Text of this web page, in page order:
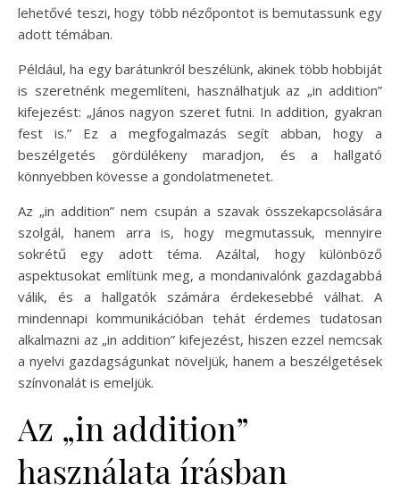
lehetővé teszi, hogy több nézőpontot is bemutassunk egy
adott témában.
Például, ha egy barátunkról beszélünk, akinek több hobbiját
is szeretnénk megemlíteni, használhatjuk az „in addition”
kifejezést: „János nagyon szeret futni. In addition, gyakran
fest is.” Ez a megfogalmazás segít abban, hogy a
beszélgetés gördülékeny maradjon, és a hallgató
könnyebben kövesse a gondolatmenetet.
Az „in addition” nem csupán a szavak összekapcsolására
szolgál, hanem arra is, hogy megmutassuk, mennyire
sokrétű egy adott téma. Azáltal, hogy különböző
aspektusokat említünk meg, a mondanivalónk gazdagabbá
válik, és a hallgatók számára érdekesebbé válhat. A
mindennapi kommunikációban tehát érdemes tudatosan
alkalmazni az „in addition” kifejezést, hiszen ezzel nemcsak
a nyelvi gazdagságunkat növeljük, hanem a beszélgetések
színvonalát is emeljük.
Az „in addition”
használata írásban